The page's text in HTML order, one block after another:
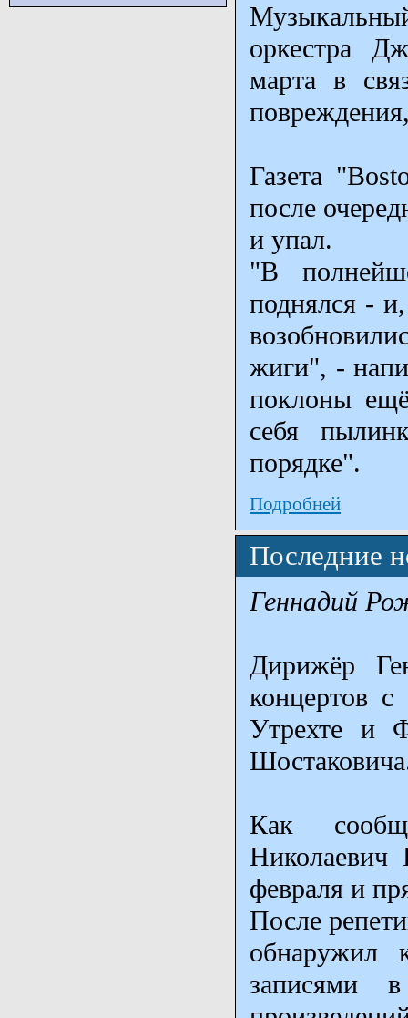
оркестра
марта в
Газета
после
и упал.
"В
поднялся -
жиги", -
поклоны
себя
порядке".
Подробней
Последние
Геннадий
Дирижёр
концертов
Утрехте и
Как
Николаевич
февраля и
После
обнаружил
записями